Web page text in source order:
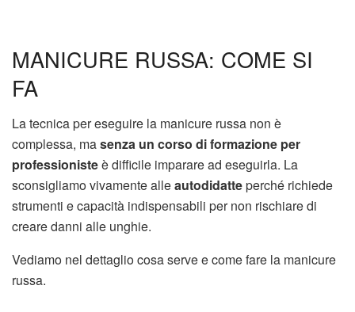
MANICURE RUSSA: COME SI
FA
La tecnica per eseguire la manicure russa non è
complessa, masenza un corso di formazione per
professionisteè difficile imparare ad eseguirla. La
sconsigliamo vivamente alleautodidatteperché richiede
strumenti e capacità indispensabili per non rischiare di
creare danni alle unghie.
Vediamo nel dettaglio cosa serve e come fare la manicure
russa.